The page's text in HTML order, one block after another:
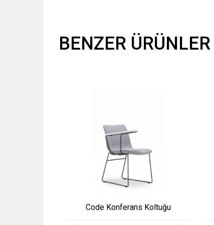
BENZER ÜRÜNLER
Code Konferans Koltuğu